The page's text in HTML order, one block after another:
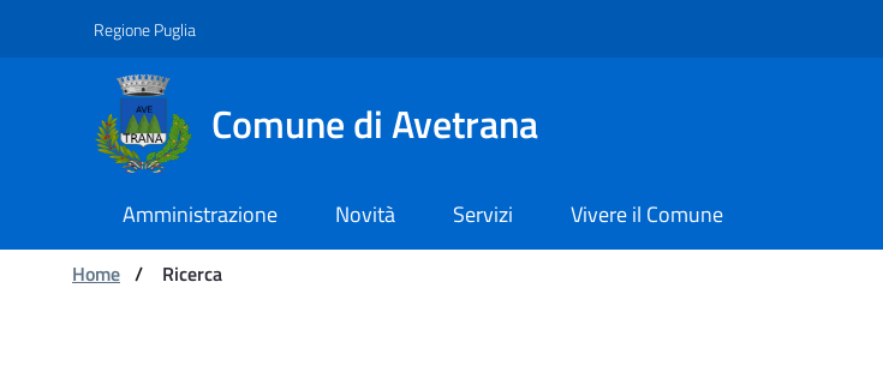
Navigazione
Salta al contenuto
Regione Puglia
Comune di Avetrana
Amministrazione Novità Servizi Vivere il Comune
Ti trovi in:
Home / Ricerca